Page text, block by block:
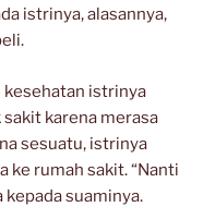
istrinya, alasannya,
istrinya
karena merasa
sesuatu, istrinya
ke rumah sakit. “Nanti
kepada suaminya.